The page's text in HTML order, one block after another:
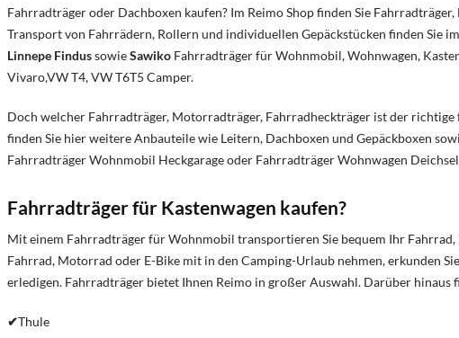
Fahrradträger oder Dachboxen kaufen? Im Reimo Shop finden Sie
Transport von Fahrrädern, Rollern und individuellen Gepäckstücken finden Sie
Linnepe FindussowieSawiko Fahrradträger für Wohnmobil, Wohnwagen,
Vivaro,VW T4, VW T6T5 Camper.
Doch welcher Fahrradträger, Motorradträger, Fahrradheckträger ist der
finden Sie hier weitere Anbauteile wie Leitern, Dachboxen und Gepäckboxen
Fahrradträger Wohnmobil Heckgarage oder Fahrradträger Wohnwagen
Fahrradträger für Kastenwagen kaufen?
Mit einem Fahrradträger für Wohnmobil transportieren Sie bequem Ihr
Fahrrad, Motorrad oder E-Bike mit in den Camping-Urlaub nehmen, erkunden
erledigen. Fahrradträger bietet Ihnen Reimo in großer Auswahl. Darüber
✔Thule